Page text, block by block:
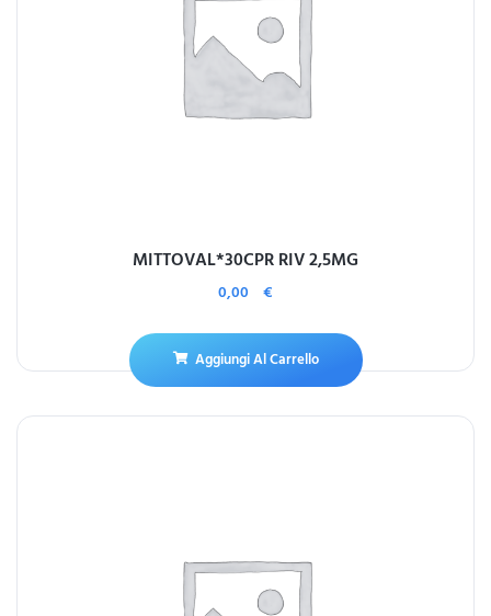
MITTOVAL*30CPR RIV 2,5MG
0,00 €
Aggiungi Al Carrello